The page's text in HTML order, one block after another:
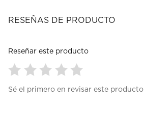
RESEÑAS DE PRODUCTO
Reseñar este producto
paraparaparaparapara
Sé el primero en revisar este producto